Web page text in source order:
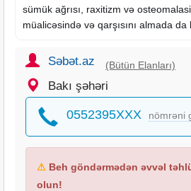
sümük ağrısı, raxitizm və
müalicəsində və qarşısını almada
Səbət.az (Bütün Elanları)
Bakı şəhəri
0552395XXX nömrəni
⚠ Beh göndərmədən əvvəl
olun!